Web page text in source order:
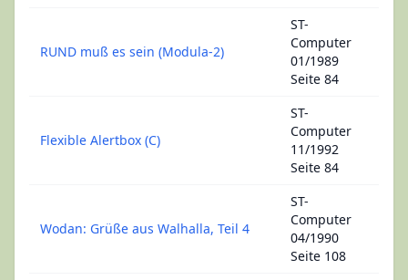
RUND muß es sein (Modula-2)
ST-
Computer
01/1989
Seite 84
Flexible Alertbox (C)
ST-
Computer
11/1992
Seite 84
Wodan: Grüße aus Walhalla, Teil 4
ST-
Computer
04/1990
Seite 108